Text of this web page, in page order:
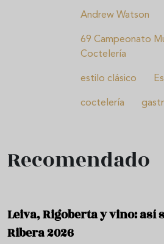
Andrew Watson
69 Campeonato
Coctelería
estilo clásico
coctelería
Recomendado
Leiva, Rigoberta y vino: así
Ribera 2026